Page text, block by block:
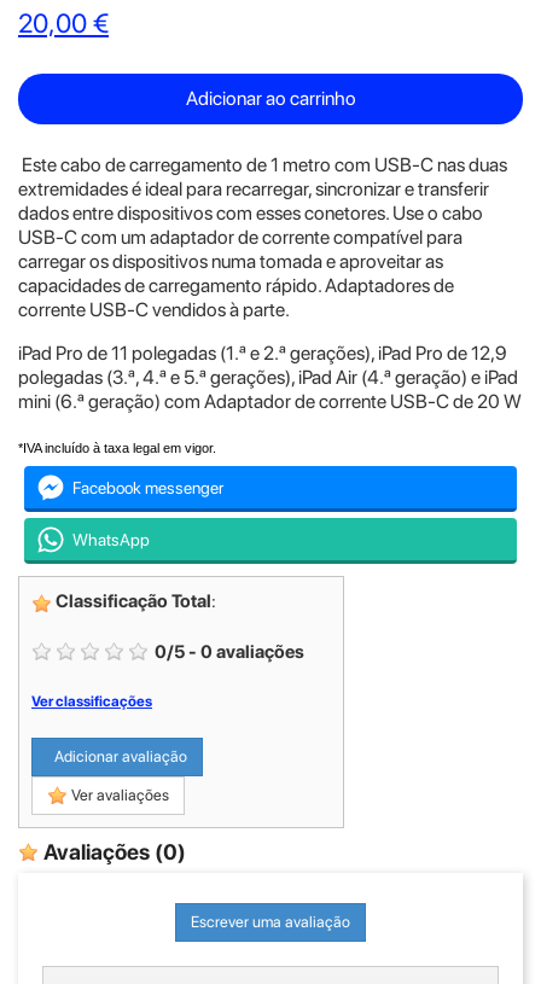
20,00 €
Adicionar ao carrinho
Este cabo de carregamento de 1 metro com USB‑C nas duas
extremidades é ideal para recarregar, sincronizar e transferir
dados entre dispositivos com esses conetores. Use o cabo
USB‑C com um adaptador de corrente compatível para
carregar os dispositivos numa tomada e aproveitar as
capacidades de carregamento rápido. Adaptadores de
corrente USB‑C vendidos à parte.
iPad Pro de 11 polegadas (1.ª e 2.ª gerações), iPad Pro de 12,9
polegadas (3.ª, 4.ª e 5.ª gerações), iPad Air (4.ª geração) e iPad
mini (6.ª geração) com Adaptador de corrente USB‑C de 20 W
*IVA incluído à taxa legal em vigor.
Facebook messenger
WhatsApp
Classificação Total:
0/5 - 0 avaliações
Ver classificações
Adicionar avaliação
Ver avaliações
Avaliações (0)
Escrever uma avaliação